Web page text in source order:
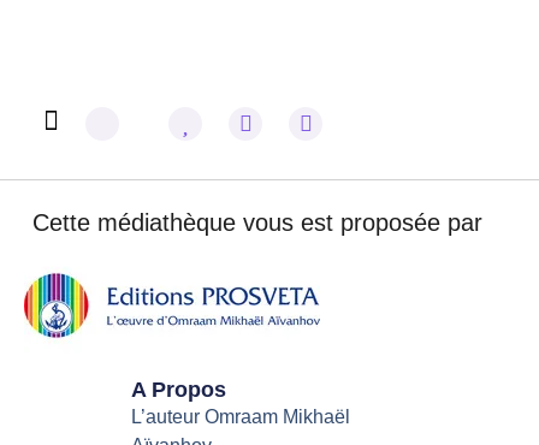
Cette médiathèque vous est proposée par
A Propos
L’auteur Omraam Mikhaël